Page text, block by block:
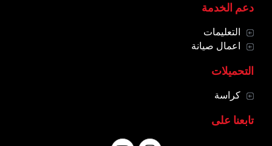
دعم الخدمة
التعليمات
اعمال صيانة
التحميلات
كراسة
تابعنا على